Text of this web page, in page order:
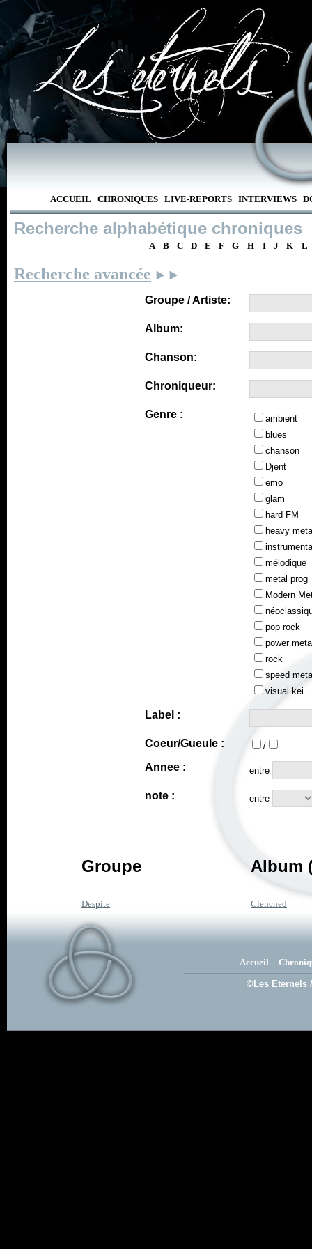
ACCUEIL CHRONIQUES LIVE-REPORTS INTERVIEWS
Recherche alphabétique chroniques
A B C D E F G H I J K L
Recherche avancée
Groupe / Artiste:
Album:
Chanson:
Chroniqueur:
Genre :
ambient
blues
chanson
Djent
emo
glam
hard FM
heavy
mélodique
metal prog
Modern
pop rock
power
rock
speed
visual kei
Label :
Coeur/Gueule : /
Annee : entre
note : entre
Groupe Album
Despite Clenched
Accueil
©Les Eternels